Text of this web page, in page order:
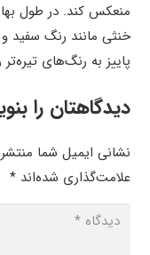
منعکس کند. در طول
خنثی مانند رنگ سفید
پاییز به رنگ‌های
دیدگاهتان را
نشانی ایمیل شما
علامت‌گذاری شده‌اند*